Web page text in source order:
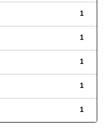
1
1
1
1
1